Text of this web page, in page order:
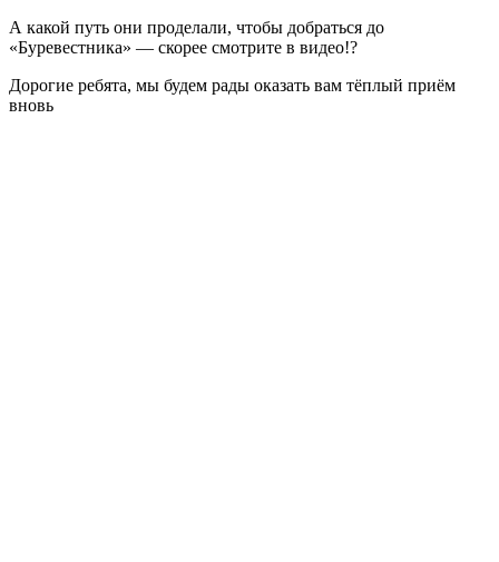
А какой путь они проделали, чтобы добраться до
«Буревестника» — скорее смотрите в видео!?
Дорогие ребята, мы будем рады оказать вам тёплый приём
вновь